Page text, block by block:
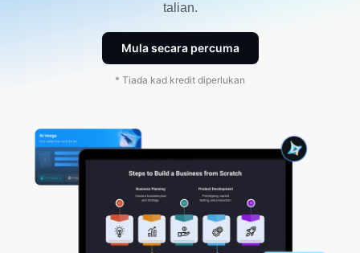
talian.
Mula secara percuma
* Tiada kad kredit diperlukan